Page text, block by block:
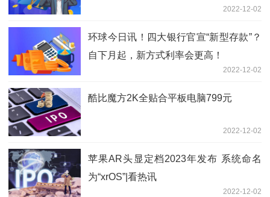
2022-12-02
环球今日讯！四大银行官宣“新型存款”？
自下月起，新方式利率会更高！
2022-12-02
酷比魔方2K全贴合平板电脑799元
2022-12-02
苹果AR头显定档2023年发布 系统命名
为“xrOS”|看热讯
2022-12-02